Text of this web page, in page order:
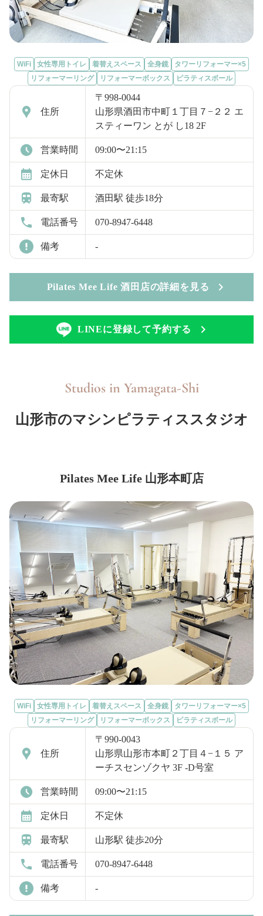
WiFi 女性専用トイレ 着替えスペース 全身鏡
タワーリフォーマー×5
リフォーマーリング
リフォーマーボックス ピラティスボール
住所
〒998-0044
山形県酒田市中町１丁目７−２２ エ
スティーワン とが し18 2F
営業時間 09:00〜21:15
定休日 不定休
最寄駅 酒田駅 徒歩18分
電話番号 070-8947-6448
備考 -
Pilates Mee Life 酒田店の詳細を見る
LINEに登録して予約する
Studios in Yamagata-Shi
山形市のマシンピラティススタジオ
Pilates Mee Life 山形本町店
WiFi 女性専用トイレ 着替えスペース 全身鏡
タワーリフォーマー×5
リフォーマーリング
リフォーマーボックス ピラティスボール
住所
〒990-0043
山形県山形市本町２丁目４−１５ ア
ーチスセンゾクヤ 3F -D号室
営業時間 09:00〜21:15
定休日 不定休
最寄駅 山形駅 徒歩20分
電話番号 070-8947-6448
備考 -